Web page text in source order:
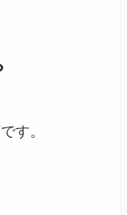
す。